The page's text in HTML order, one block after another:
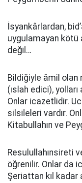
İsyankârlardan,
uygulamayan kötü
değil…
Bildiğiyle âmil olan
(ıslah edici),
Onlar icazetlidir.
silsileleri vardır.
Kitabullahın ve
Resulullahınsireti
öğrenilir. Onlar da
Şeriattan kıl kadar